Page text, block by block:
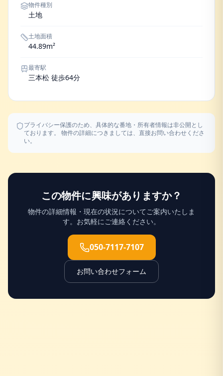
物件種別
土地
土地面積
44.89m²
最寄駅
三本松 徒歩64分
プライバシー保護のため、具体的な番地・所有者情報は非公開とし
ております。 物件の詳細につきましては、直接お問い合わせくださ
い。
この物件に興味がありますか？
物件の詳細情報・現在の状況についてご案内いたしま
す。お気軽にご連絡ください。
050-7117-7107
お問い合わせフォーム